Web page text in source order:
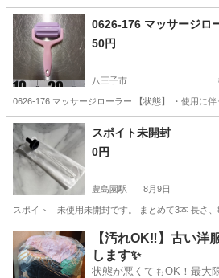
神奈川 藤沢市 0626-176 マッサージロ
50円
八王子市
0626-176 マッサージローラー 【状態】 ・使用に
東京 八王子市 ボディケア
スポイト未開封
0円
豊島園駅 8月9日
スポイト 未使用未開封です。 まとめて3本 長さ
東京 練馬区 豊島園駅 その他
【汚れOK‼️】古い洋
します✨
状態が悪くてもOK！最大